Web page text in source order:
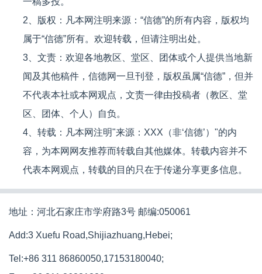
2、版权：凡本网注明来源：“信德”的所有内容，版权均
属于“信德”所有。欢迎转载，但请注明出处。
3、文责：欢迎各地教区、堂区、团体或个人提供当地新
闻及其他稿件，信德网一旦刊登，版权虽属“信德”，但并
不代表本社或本网观点，文责一律由投稿者（教区、堂
区、团体、个人）自负。
4、转载：凡本网注明"来源：XXX（非‘信德’）"的内
容，为本网网友推荐而转载自其他媒体。转载内容并不
代表本网观点，转载的目的只在于传递分享更多信息。
地址：河北石家庄市学府路3号 邮编:050061
Add:3 Xuefu Road,Shijiazhuang,Hebei;
Tel:+86 311 86860050,17153180040;